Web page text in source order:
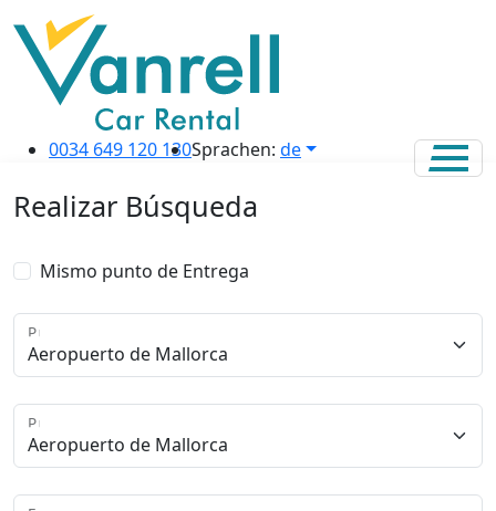
0034 649 120 130Sprachen: de
Realizar Búsqueda
Mismo punto de Entrega
Punto de Recogida
Punto de Entrega